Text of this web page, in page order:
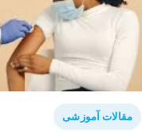
مقالات آموزشی